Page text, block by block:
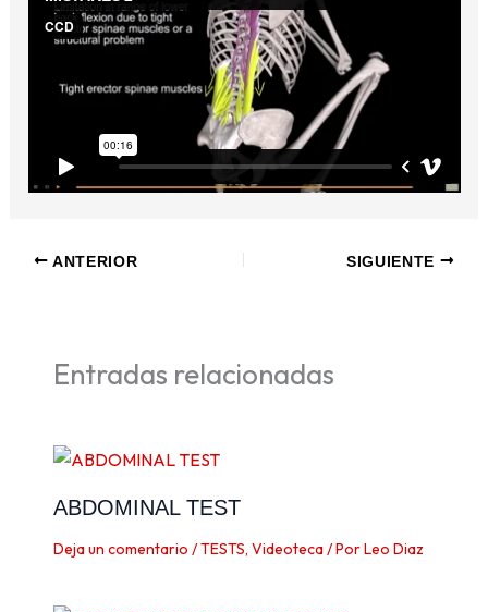
ANTERIOR SIGUIENTE
Entradas relacionadas
ABDOMINAL TEST
Deja un comentario /TESTS, Videoteca/ PorLeo Diaz